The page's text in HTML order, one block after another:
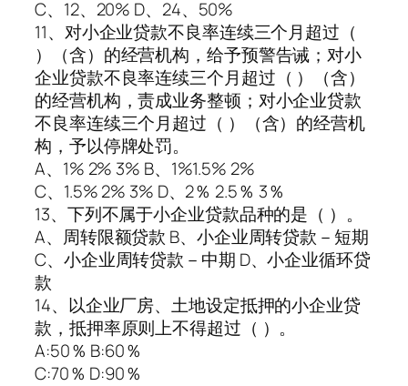
C、12、20% D、24、50%
11、对小企业贷款不良率连续三个月超过（
）（含）的经营机构，给予预警告诫；对小
企业贷款不良率连续三个月超过（ ）（含）
的经营机构，责成业务整顿；对小企业贷款
不良率连续三个月超过（ ）（含）的经营机
构，予以停牌处罚。
A、1% 2% 3% B、1%1.5% 2%
C、1.5% 2% 3% D、2％ 2.5％ 3％
13、下列不属于小企业贷款品种的是（ ）。
A、周转限额贷款 B、小企业周转贷款－短期
C、小企业周转贷款－中期 D、小企业循环贷
款
14、以企业厂房、土地设定抵押的小企业贷
款，抵押率原则上不得超过（ ）。
A:50％ B:60％
C:70％ D:90％